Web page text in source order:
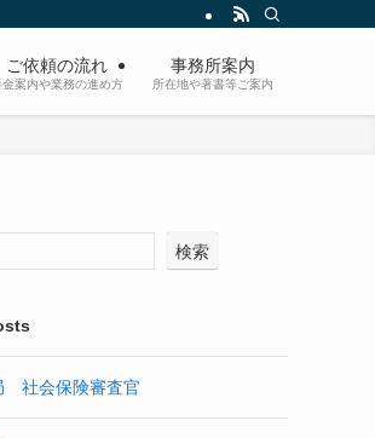
ご依頼の流れ
金案内や業務の進め方
事務所案内
所在地や著書等ご案内
検索
社会保険審査官